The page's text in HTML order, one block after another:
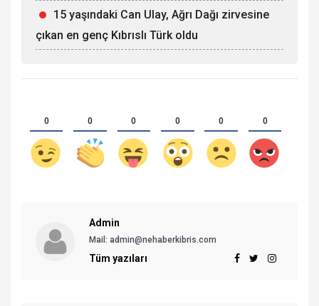
15 yaşındaki Can Ulay, Ağrı Dağı zirvesine
çıkan en genç Kıbrıslı Türk oldu
0 0 0 0 0 0
Admin
Mail: admin@nehaberkibris.com
Tüm yazıları